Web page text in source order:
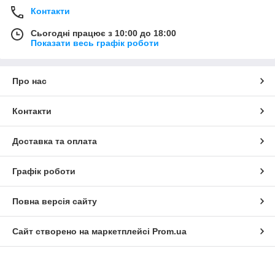
Контакти
Сьогодні працює з 10:00 до 18:00
Показати весь графік роботи
Про нас
Контакти
Доставка та оплата
Графік роботи
Повна версія сайту
Сайт створено на маркетплейсі Prom.ua